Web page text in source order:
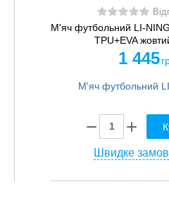
М'яч футбольний LI-
TPU+EVA
1 445
Швидке